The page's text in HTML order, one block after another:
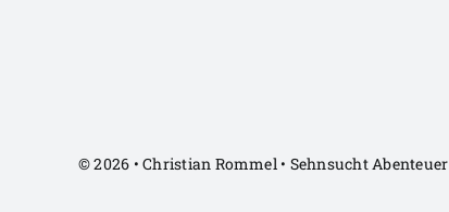
© 2026 • Christian Rommel • Sehnsucht Abenteuer